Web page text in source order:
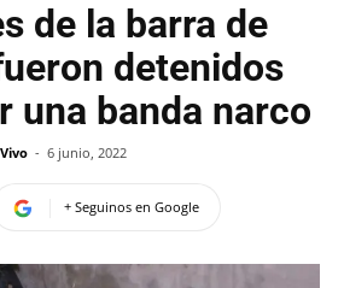
de la barra de
detenidos
una banda narco
- 6 junio, 2022
+ Seguinos en Google